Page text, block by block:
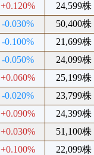
+0.120% 24,599株
-0.030% 50,400株
-0.100% 21,699株
-0.050% 24,099株
+0.060% 25,199株
-0.020% 23,799株
+0.090% 24,399株
+0.030% 51,100株
+0.100% 22,099株